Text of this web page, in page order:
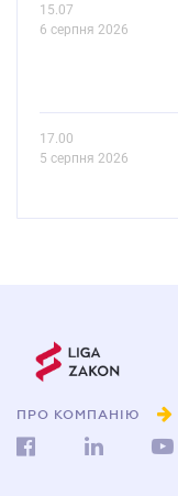
15.07
6 серпня 2026
17.00
5 серпня 2026
ПРО КОМПАНІЮ